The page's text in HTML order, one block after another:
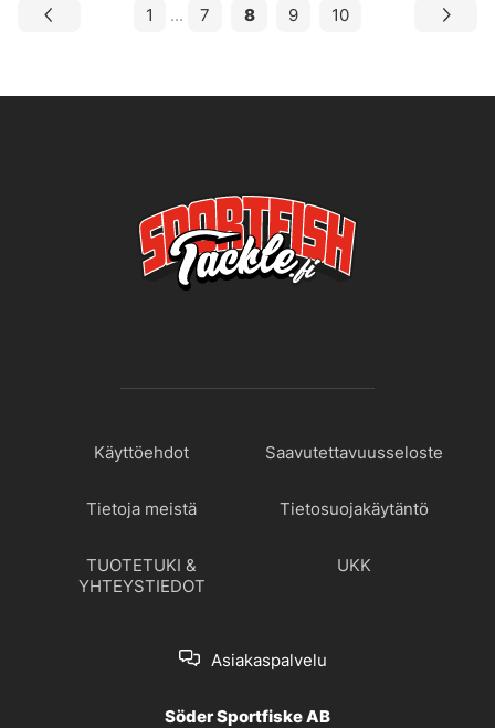
1 ... 7 8 9 10
Käyttöehdot Saavutettavuusseloste
Tietoja meistä Tietosuojakäytäntö
TUOTETUKI &
YHTEYSTIEDOT
UKK
Asiakaspalvelu
Söder Sportfiske AB